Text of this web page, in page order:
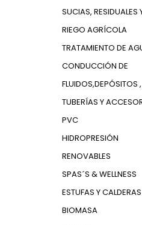
SUCIAS, RESIDUALES
RIEGO AGRÍCOLA
TRATAMIENTO DE
CONDUCCIÓN DE
FLUIDOS,DEPÓSITOS ,
TUBERÍAS Y
PVC
HIDROPRESIÓN
RENOVABLES
SPAS´S & WELLNESS
ESTUFAS Y
BIOMASA